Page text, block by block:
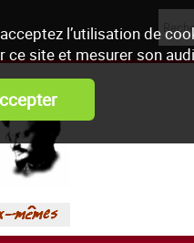
l’utilisation de
ce site et mesurer son